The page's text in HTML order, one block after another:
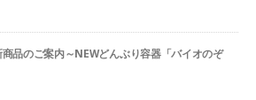
商品のご案内～NEWどんぶり容器「バイオのぞ